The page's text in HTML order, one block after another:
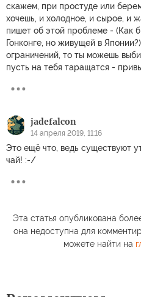
скажем, при простуде или
хочешь, и холодное, и сырое, и
пишет об этой проблеме - (Как
Гонконге, но живущей в
ограничений, то ты можешь
пусть на тебя таращатся -
jadefalcon
14 апреля 2019, 11:16
Это ещё что, ведь существуют
чай! :-/
Эта статья опубликована
она недоступна для
можете найти на